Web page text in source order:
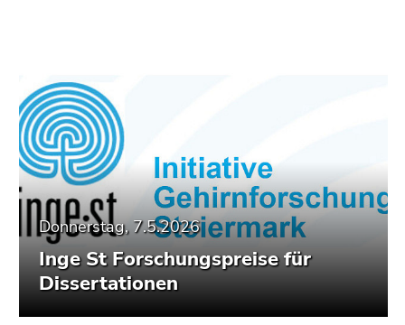
Donnerstag, 7.5.2026
Inge St Forschungspreise für
Dissertationen